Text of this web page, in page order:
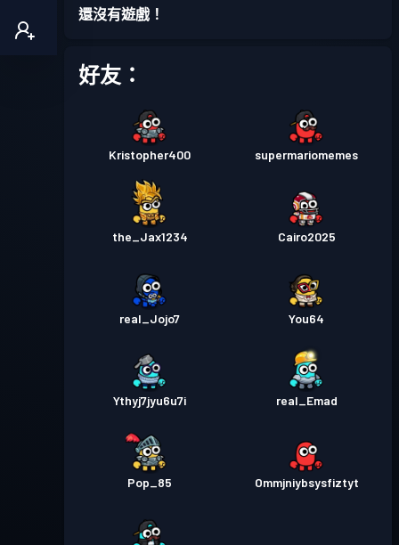
還沒有遊戲！
好友：
Kristopher400 supermariomemes
the_Jax1234 Cairo2025
real_Jojo7 You64
Ythyj7jyu6u7i real_Emad
Pop_85 Ommjniybsysfiztyt